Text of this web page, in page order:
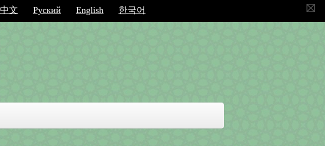
中文 Руский English 한국어